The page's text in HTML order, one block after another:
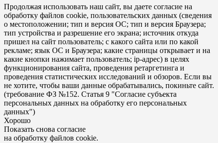
Продолжая использовать наш сайт, вы даете согласие на
обработку файлов cookie, пользовательских данных (сведения
о местоположении; тип и версия ОС; тип и версия Браузера;
тип устройства и разрешение его экрана; источник откуда
пришел на сайт пользователь; с какого сайта или по какой
рекламе; язык ОС и Браузера; какие страницы открывает и на
какие кнопки нажимает пользователь; ip-адрес) в целях
функционирования сайта, проведения ретаргетинга и
проведения статистических исследований и обзоров. Если вы
не хотите, чтобы ваши данные обрабатывались, покиньте сайт.
(требование ФЗ №152. Статья 9 "Согласие субъекта
персональных данных на обработку его персональных
данных")
Хорошо
Показать снова согласие
на обработку файлов cookie.